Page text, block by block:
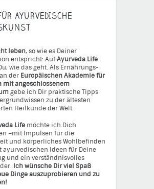
AYURVEDISCHE
leben, so wie es Deiner
entspricht: AufAyurveda Life
wie das geht. Als Ernährungs-
der Europäischen Akademie für
mit angeschlossenem
gebe ich Dir praktische Tipps
zu der ältesten
Heilkunde der Welt.
Life möchte ich Dich
–mit Impulsen für die
und körperliches Wohlbefinden
ayurvedischen Ideen für Deine
und ein verständnisvolles
Ich wünsche Dir viel Spaß
Dinge auszuprobieren und zu